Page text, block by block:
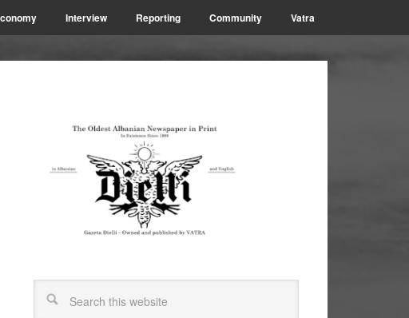
Interview Reporting Community Vatra